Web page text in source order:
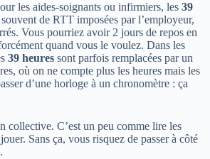
les aides-soignants ou infirmiers, les 39
de RTT imposées par l’employeur,
Vous pourriez avoir 2 jours de repos en
quand vous le voulez. Dans les
39 heures sont parfois remplacées par un
où on ne compte plus les heures mais les
d’une horloge à un chronomètre : ça
collective. C’est un peu comme lire les
Sans ça, vous risquez de passer à côté